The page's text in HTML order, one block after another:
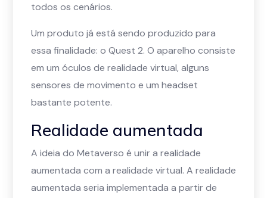
todos os cenários.
Um produto já está sendo produzido para
essa finalidade: o Quest 2. O aparelho consiste
em um óculos de realidade virtual, alguns
sensores de movimento e um headset
bastante potente.
Realidade aumentada
A ideia do Metaverso é unir a realidade
aumentada com a realidade virtual. A realidade
aumentada seria implementada a partir de